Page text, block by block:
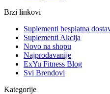
Brzi linkovi
Suplementi besplatna
Suplementi Akcija
Novo na shopu
Najprodavanije
ExYu Fitness Blog
Svi Brendovi
Kategorije